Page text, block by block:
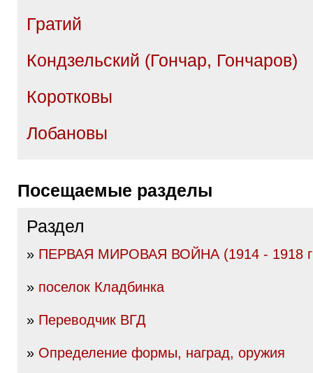
Гратий
Кондзельский (Гончар, Гончаров)
Коротковы
Лобановы
Посещаемые разделы
Раздел
» ПЕРВАЯ МИРОВАЯ ВОЙНА (1914 - 1918
» поселок Кладбинка
» Переводчик ВГД
» Определение формы, наград, оружия